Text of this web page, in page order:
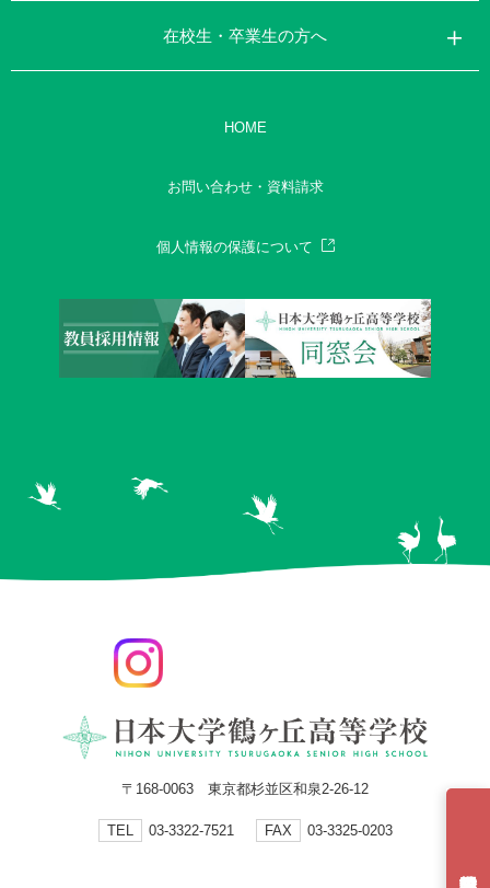
在校生・卒業生の方へ
HOME
お問い合わせ・資料請求
個人情報の保護について
〒168-0063 東京都杉並区和泉2-26-12
TEL 03-3322-7521 FAX 03-3325-0203